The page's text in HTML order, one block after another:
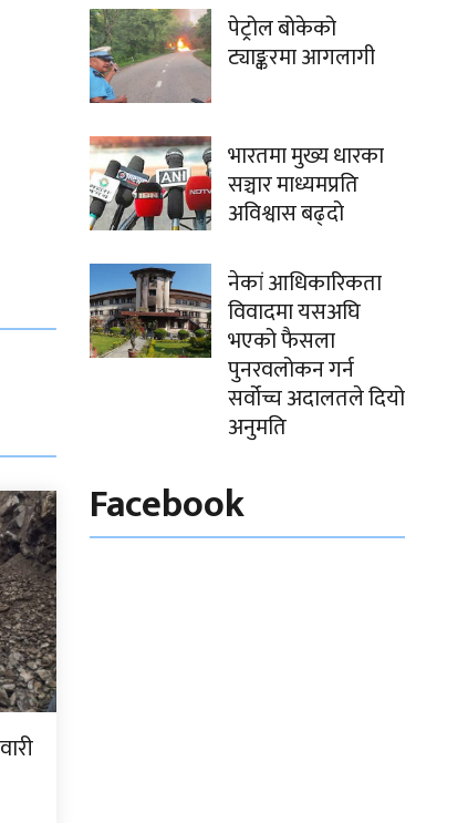
पेट्रोल बोकेको
ट्याङ्करमा आगलागी
भारतमा मुख्य धारका
सञ्चार माध्यमप्रति
अविश्वास बढ्दो
नेकां आधिकारिकता
विवादमा यसअघि
भएको फैसला
पुनरवलोकन गर्न
सर्वोच्च अदालतले दियो
अनुमति
Facebook